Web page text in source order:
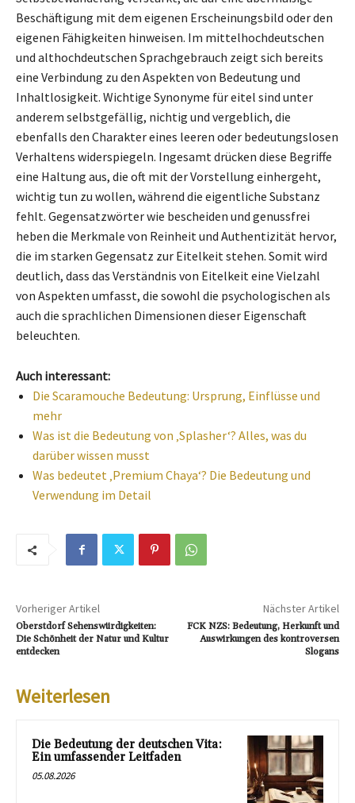
Beschäftigung mit dem eigenen Erscheinungsbild oder den
eigenen Fähigkeiten hinweisen. Im mittelhochdeutschen
und althochdeutschen Sprachgebrauch zeigt sich bereits
eine Verbindung zu den Aspekten von Bedeutung und
Inhaltlosigkeit. Wichtige Synonyme für eitel sind unter
anderem selbstgefällig, nichtig und vergeblich, die
ebenfalls den Charakter eines leeren oder bedeutungslosen
Verhaltens widerspiegeln. Ingesamt drücken diese Begriffe
eine Haltung aus, die oft mit der Vorstellung einhergeht,
wichtig tun zu wollen, während die eigentliche Substanz
fehlt. Gegensatzwörter wie bescheiden und genussfrei
heben die Merkmale von Reinheit und Authentizität hervor,
die im starken Gegensatz zur Eitelkeit stehen. Somit wird
deutlich, dass das Verständnis von Eitelkeit eine Vielzahl
von Aspekten umfasst, die sowohl die psychologischen als
auch die sprachlichen Dimensionen dieser Eigenschaft
beleuchten.
Auch interessant:
Die Scaramouche Bedeutung: Ursprung, Einflüsse und
mehr
Was ist die Bedeutung von ‚Splasher‘? Alles, was du
darüber wissen musst
Was bedeutet ‚Premium Chaya‘? Die Bedeutung und
Verwendung im Detail
Vorheriger Artikel
Oberstdorf Sehenswürdigkeiten:
Die Schönheit der Natur und Kultur
entdecken
Nächster Artikel
FCK NZS: Bedeutung, Herkunft und
Auswirkungen des kontroversen
Slogans
Weiterlesen
Die Bedeutung der deutschen Vita:
Ein umfassender Leitfaden
05.08.2026